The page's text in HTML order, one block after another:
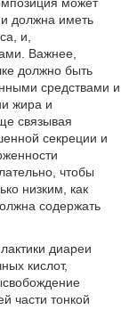
должна иметь
и,
Важнее,
должно быть
средствами и
жира и
связывая
секреции и
чтобы
низким, как
содержать
диареи
кислот,
части тонкой